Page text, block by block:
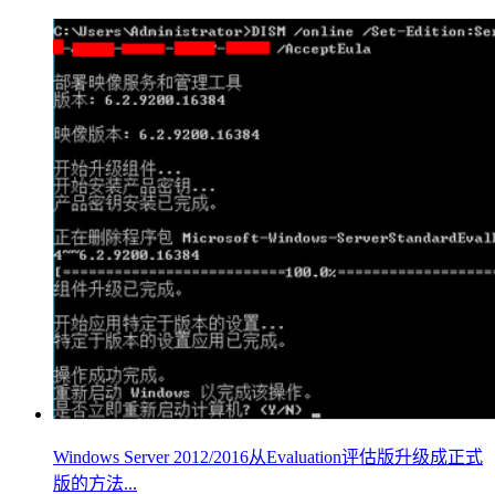
Windows Server 2012/2016从Evaluation评估版升级成正式
版的方法...